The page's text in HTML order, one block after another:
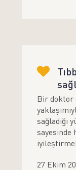
Bir doktor
sağladığı
sayesinde
27 Ekim